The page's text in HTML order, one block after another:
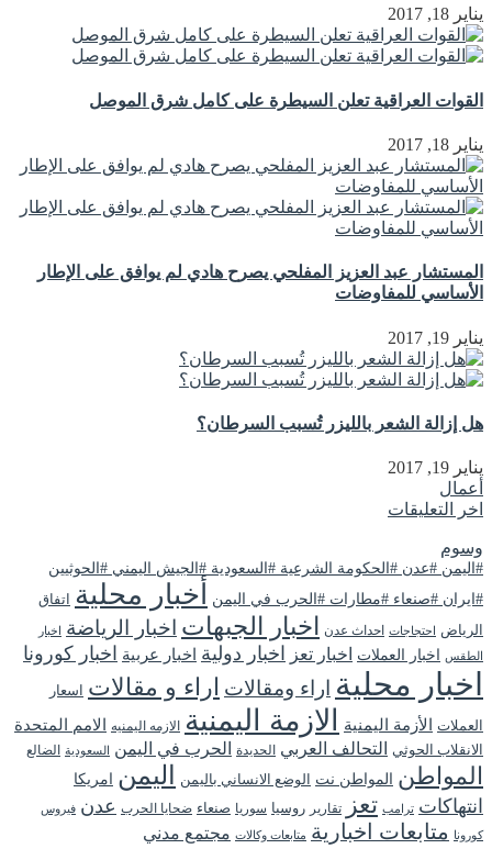
يناير 18, 2017
القوات العراقية تعلن السيطرة على كامل شرق الموصل
يناير 18, 2017
المستشار عبد العزيز المفلحي يصرح هادي لم يوافق على الإطار
الأساسي للمفاوضات
يناير 19, 2017
هل إزالة الشعر بالليزر تُسبب السرطان؟
يناير 19, 2017
أعمال
اخر التعليقات
وسوم
#اليمن #عدن #الحكومة الشرعية #السعودية #الجيش اليمني #الحوثيين
#ايران #صنعاء #مطارات #الحرب في اليمن
أخبار محلية
اتفاق
الرياض
احتجاجات احداث عدن اخبار الجبهات اخبار الرياضة اخبار
الطقس
اخبار العملات اخبار تعز اخبار دولية اخبار عربية اخبار كورونا
اخبار محلية اراء ومقالات اراء و مقالات اسعار
العملات الأزمة اليمنية الازمة اليمنية الازمه اليمنيه الامم المتحدة
الانقلاب الحوثي التحالف العربي الحديدة الحرب في اليمن السعودية الضالع
المواطن المواطن نت الوضع الانساني باليمن اليمن امريكا
انتهاكات ترامب تعز تقارير روسيا سوريا صنعاء ضحايا الحرب عدن فيروس
كورونا متابعات اخبارية متابعات وكالات مجتمع مدني